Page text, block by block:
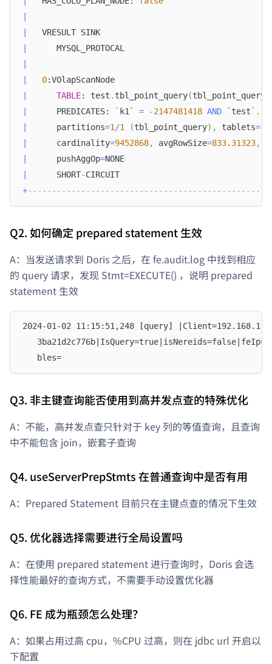
0
TABLE: test . tbl_point_query(tbl_point_query
      PREDICATES:
` k1 ` = -2147481418 AND ` test ` .
      partitions
=1 /1 (tbl_point_query) , tablets=1
      cardinality
=9452868, avgRowSize=833.31323,
      pushAggOp
=
      SHORT
-
+
Q2. 如何确定 prepared statement 生效
A：当发送请求到 Doris 之后，在 fe.audit.log 中找到相应
的 query 请求，发现 Stmt=EXECUTE() ，说明 prepared
statement 生效
2024-01-02 11:15:51,248 [query]
   bles=
Q3. 非主键查询能否使用到高并发点查的特殊优化
A：不能，高并发点查只针对于 key 列的等值查询，且查询
中不能包含 join，嵌套子查询
Q4. useServerPrepStmts 在普通查询中是否有用
A：Prepared Statement 目前只在主键点查的情况下生效
Q5. 优化器选择需要进行全局设置吗
A：在使用 prepared statement 进行查询时，Doris 会选
择性能最好的查询方式，不需要手动设置优化器
Q6. FE 成为瓶颈怎么处理？
A：如果占用过高 cpu，%CPU 过高，则在 jdbc url 开启以
下配置